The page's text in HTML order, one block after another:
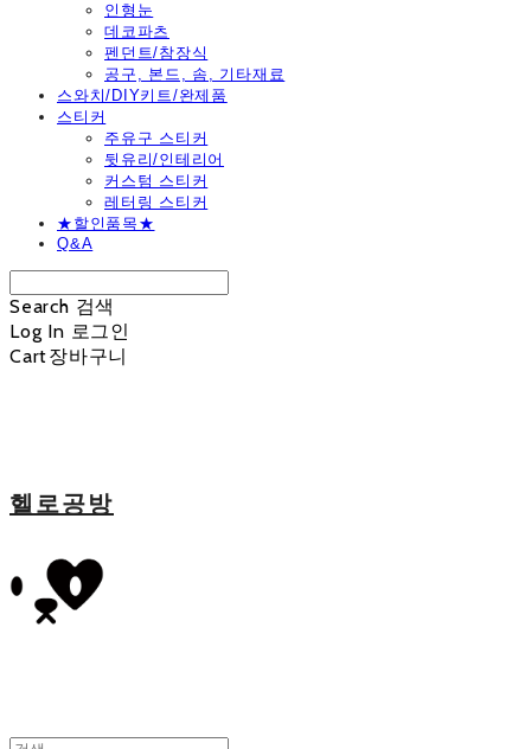
인형눈
데코파츠
펜던트/참장식
공구, 본드, 솜, 기타재료
스와치/DIY키트/완제품
스티커
주유구 스티커
뒷유리/인테리어
커스텀 스티커
레터링 스티커
★할인품목★
Q&A
Search 검색
Log In 로그인
Cart장바구니
헬로공방